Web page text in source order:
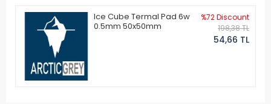
Ice Cube Termal Pad 6w
0.5mm 50x50mm
%72 Discount
198,38 TL
54,66 TL